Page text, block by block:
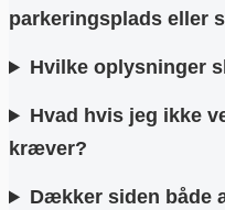
parkeringsplads eller
Hvilke oplysninger
Hvad hvis jeg ikke
kræver?
Dækker siden både